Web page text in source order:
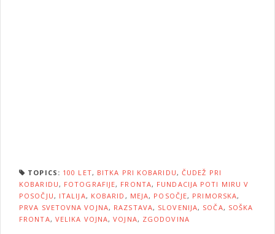
TOPICS: 100 LET, BITKA PRI KOBARIDU , ČUDEŽ PRI
KOBARIDU , FOTOGRAFIJE, FRONTA, FUNDACIJA POTI MIRU V
POSOČJU , ITALIJA, KOBARID , MEJA, POSOČJE, PRIMORSKA,
PRVA SVETOVNA VOJNA, RAZSTAVA, SLOVENIJA, SOČA, SOŠKA
FRONTA, VELIKA VOJNA,VOJNA, ZGODOVINA